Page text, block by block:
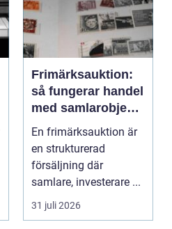
Frimärksauktion:
så fungerar handel
med samlarobjekt i
praktiken
En frimärksauktion är
en strukturerad
försäljning där
samlare, investerare ...
31 juli 2026